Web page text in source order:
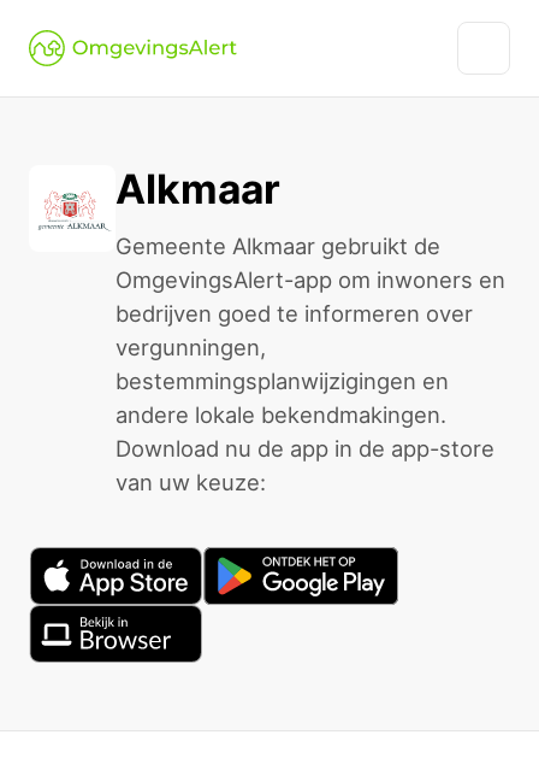
Alkmaar
Gemeente Alkmaar gebruikt de
OmgevingsAlert-app om inwoners en
bedrijven goed te informeren over
vergunningen,
bestemmingsplanwijzigingen en
andere lokale bekendmakingen.
Download nu de app in de app-store
van uw keuze: